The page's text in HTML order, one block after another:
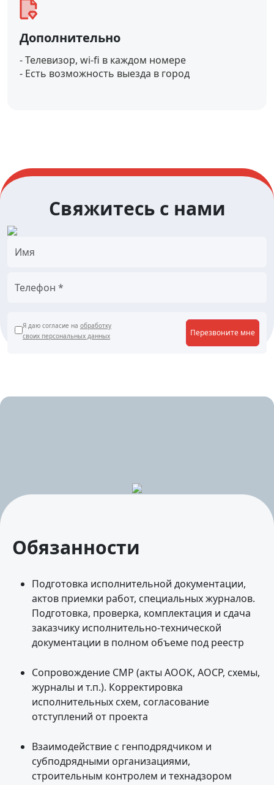
Дополнительно
- Телевизор, wi-fi в каждом номере
- Есть возможность выезда в город
Свяжитесь с нами
Я даю согласие на обработку
своих персональных данных
Перезвоните мне
Обязанности
Подготовка исполнительной документации,
актов приемки работ, специальных журналов.
Подготовка, проверка, комплектация и сдача
заказчику исполнительно-технической
документации в полном объеме под реестр
Сопровождение СМР (акты АООК, АОСР, схемы,
журналы и т.п.). Корректировка
исполнительных схем, согласование
отступлений от проекта
Взаимодействие с генподрядчиком и
субподрядными организациями,
строительным контролем и технадзором